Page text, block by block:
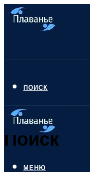
ПОИСК
Поиск
МЕНЮ